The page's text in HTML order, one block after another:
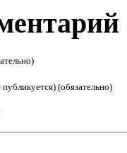
(обязательно)